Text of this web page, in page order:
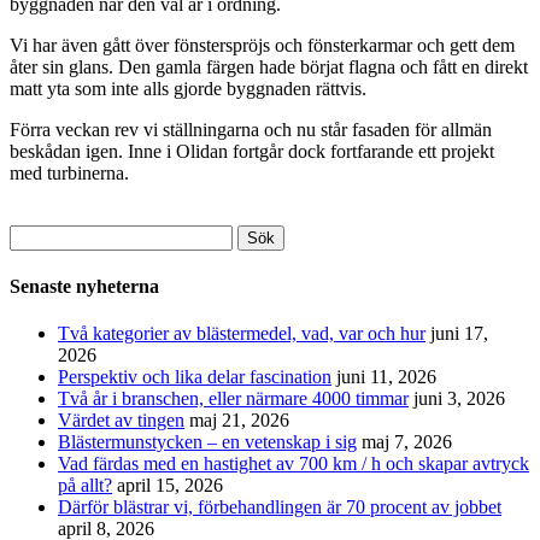
Vi har även gått över fönsterspröjs och fönsterkarmar och gett dem
åter sin glans. Den gamla färgen hade börjat flagna och fått en direkt
matt yta som inte alls gjorde byggnaden rättvis.
Förra veckan rev vi ställningarna och nu står fasaden för allmän
beskådan igen. Inne i Olidan fortgår dock fortfarande ett projekt
med turbinerna.
efter:
Senaste nyheterna
Två kategorier av blästermedel, vad, var och hur juni 17,
2026
Perspektiv och lika delar fascination juni 11, 2026
Två år i branschen, eller närmare 4000 timmar juni 3, 2026
Värdet av tingen maj 21, 2026
Blästermunstycken – en vetenskap i sig maj 7, 2026
Vad färdas med en hastighet av 700 km / h och skapar avtryck
på allt? april 15, 2026
Därför blästrar vi, förbehandlingen är 70 procent av jobbet
april 8, 2026